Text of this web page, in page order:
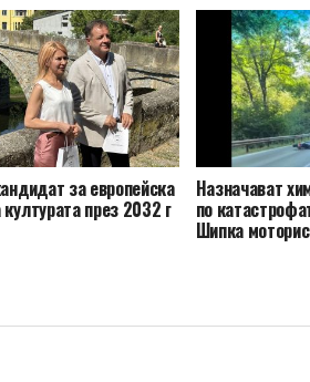
за европейска
през 2032 г
Назначават
по
Шипка